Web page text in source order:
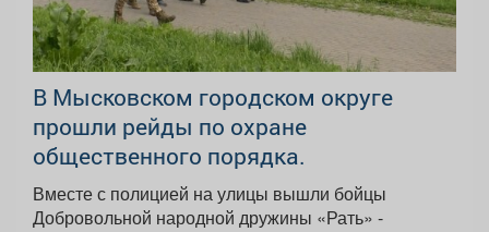
В Мысковском городском округе
прошли рейды по охране
общественного порядка.
Вместе с полицией на улицы вышли бойцы
Добровольной народной дружины «Рать» -